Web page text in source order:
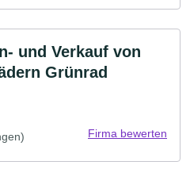
und Verkauf von
Grünrad
Firma bewerten